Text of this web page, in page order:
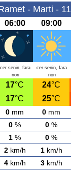
- Marti -
06:00 09:00
cer senin, fara
nori
cer senin, fara
nori
17°C 24°C
17°C 25°C
0 mm 0 mm
0 % 0 %
1 % 0 %
2km/h 1km/h
4km/h 3km/h